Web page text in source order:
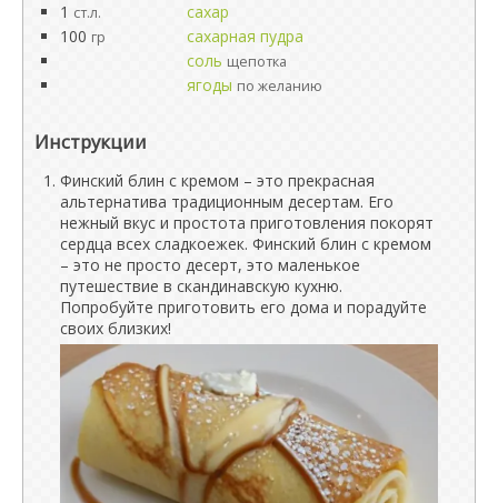
1 ст.л.
сахар
100 гр
сахарная пудра
соль щепотка
ягоды по желанию
Инструкции
Финский блин с кремом – это прекрасная
альтернатива традиционным десертам. Его
нежный вкус и простота приготовления покорят
сердца всех сладкоежек. Финский блин с кремом
– это не просто десерт, это маленькое
путешествие в скандинавскую кухню.
Попробуйте приготовить его дома и порадуйте
своих близких!